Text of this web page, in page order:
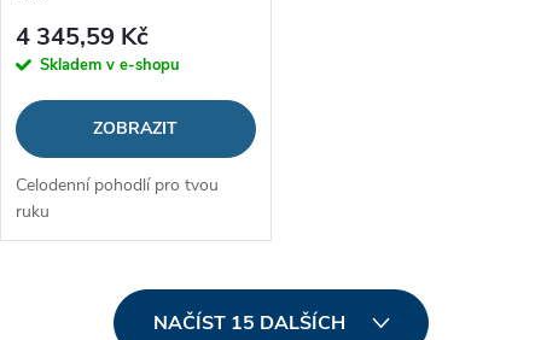
4 345,59 Kč
Skladem v e-shopu
ZOBRAZIT
Celodenní pohodlí pro tvou
ruku
NAČÍST 15 DALŠÍCH